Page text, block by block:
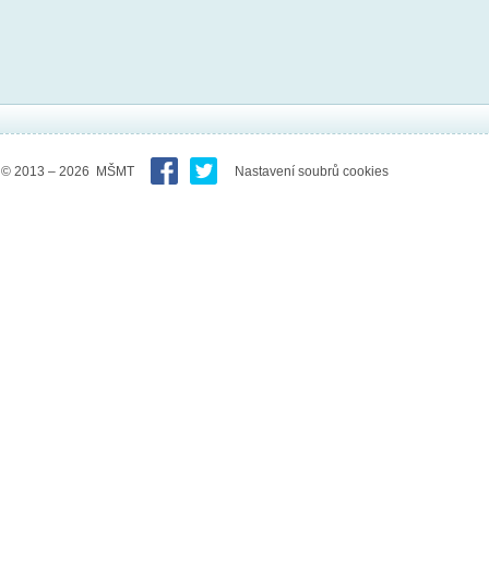
© 2013 – 2026 MŠMT Nastavení soubrů cookies